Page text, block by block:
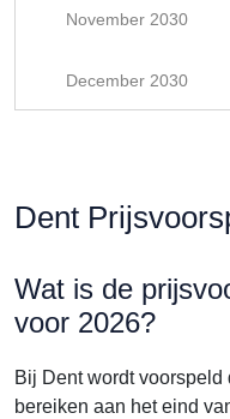
November 2030
December 2030
Dent
Wat is de
voor 2026?
Bij Dent wordt voorspeld
bereiken aan het eind